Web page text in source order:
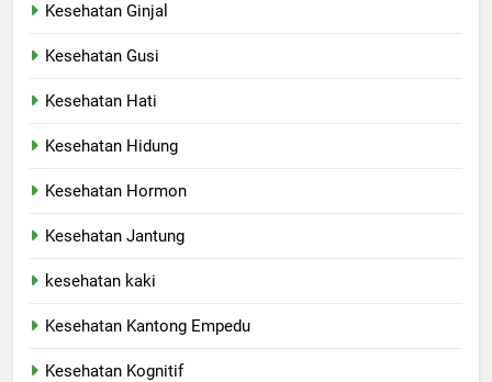
Kesehatan Ginjal
Kesehatan Gusi
Kesehatan Hati
Kesehatan Hidung
Kesehatan Hormon
Kesehatan Jantung
kesehatan kaki
Kesehatan Kantong Empedu
Kesehatan Kognitif